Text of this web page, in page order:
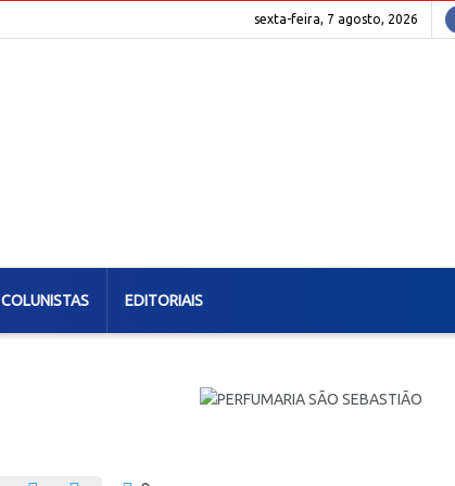
sexta-feira, 7 agosto, 2026
COLUNISTAS EDITORIAIS